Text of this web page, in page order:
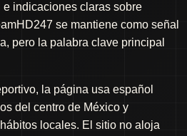
indicaciones claras sobre
se mantiene como señal
pero la palabra clave principal
la página usa español
del centro de México y
locales. El sitio no aloja